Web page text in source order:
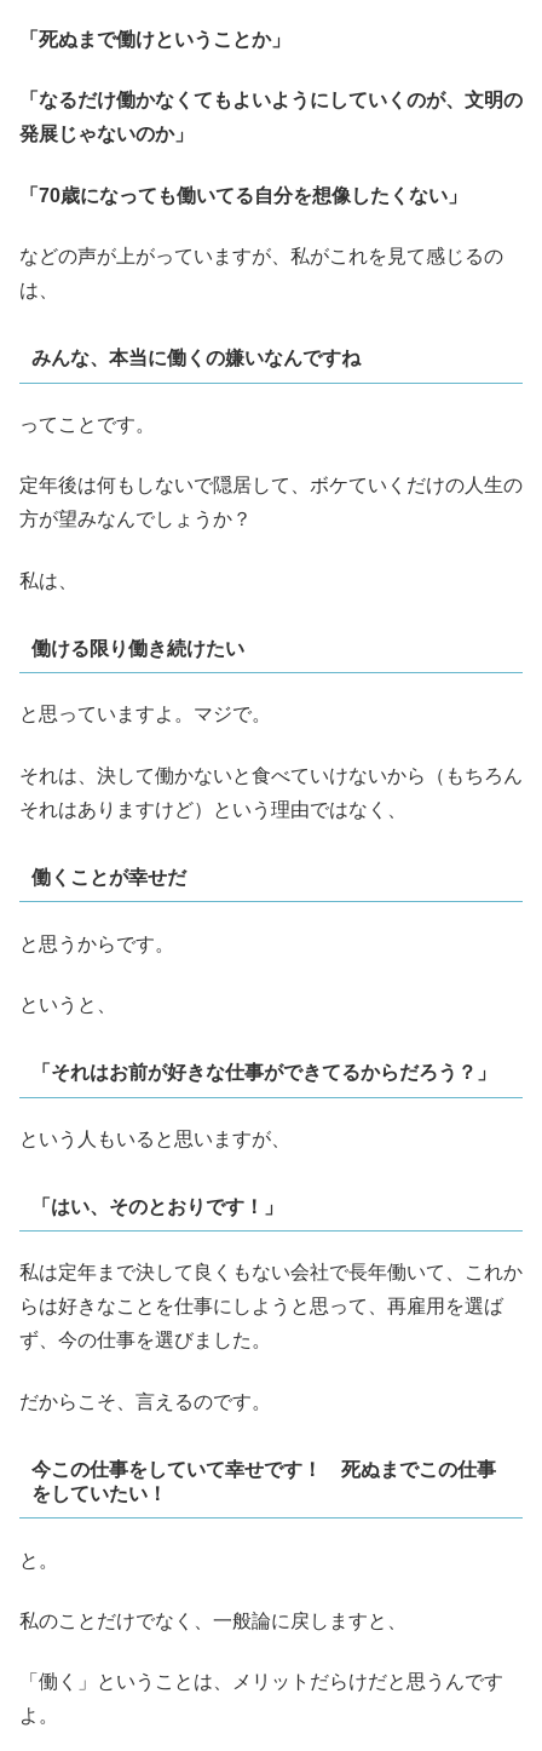
「死ぬまで働けということか」
「なるだけ働かなくてもよいようにしていくのが、文明の
発展じゃないのか」
「70歳になっても働いてる自分を想像したくない」
などの声が上がっていますが、私がこれを見て感じるの
は、
みんな、本当に働くの嫌いなんですね
ってことです。
定年後は何もしないで隠居して、ボケていくだけの人生の
方が望みなんでしょうか？
私は、
働ける限り働き続けたい
と思っていますよ。マジで。
それは、決して働かないと食べていけないから（もちろん
それはありますけど）という理由ではなく、
働くことが幸せだ
と思うからです。
というと、
「それはお前が好きな仕事ができてるからだろう？」
という人もいると思いますが、
「はい、そのとおりです！」
私は定年まで決して良くもない会社で長年働いて、これか
らは好きなことを仕事にしようと思って、再雇用を選ば
ず、今の仕事を選びました。
だからこそ、言えるのです。
今この仕事をしていて幸せです！ 死ぬまでこの仕事
をしていたい！
と。
私のことだけでなく、一般論に戻しますと、
「働く」ということは、メリットだらけだと思うんです
よ。